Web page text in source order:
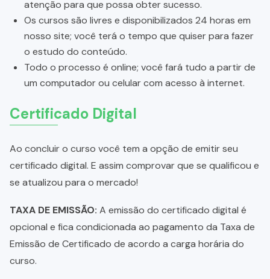
atenção para que possa obter sucesso.
Os cursos são livres e disponibilizados 24 horas em
nosso site; você terá o tempo que quiser para fazer
o estudo do conteúdo.
Todo o processo é online; você fará tudo a partir de
um computador ou celular com acesso à internet.
Certificado Digital
Ao concluir o curso você tem a opção de emitir seu
certificado digital. E assim comprovar que se qualificou e
se atualizou para o mercado!
TAXA DE EMISSÃO: A emissão do certificado digital é
opcional e fica condicionada ao pagamento da Taxa de
Emissão de Certificado de acordo a carga horária do
curso.